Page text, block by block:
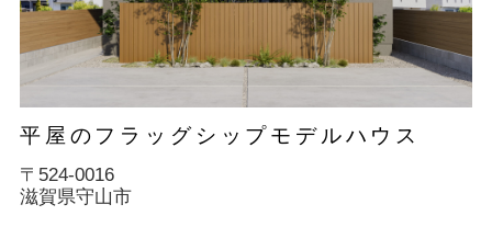
平屋のフラッグシップモデルハウス
〒524-0016
滋賀県守山市